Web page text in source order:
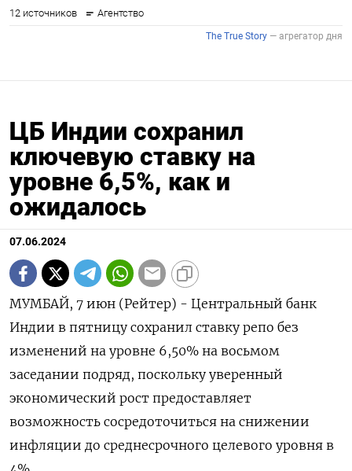
ЦБ Индии сохранил
ключевую ставку на
уровне 6,5%, как и
ожидалось
07.06.2024
МУМБАЙ, 7 июн (Рейтер) - Центральный банк
Индии в пятницу сохранил ставку репо без
изменений на уровне 6,50% на восьмом
заседании подряд, поскольку уверенный
экономический рост предоставляет
возможность сосредоточиться на снижении
инфляции до среднесрочного целевого уровня в